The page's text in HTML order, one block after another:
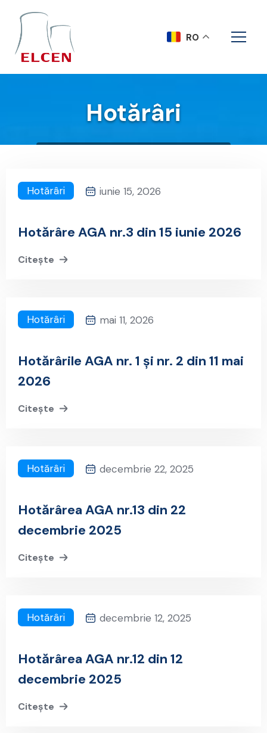
Hotărâri
Hotărâri iunie 15, 2026
Hotărâre AGA nr.3 din 15 iunie 2026
Citește
Hotărâri mai 11, 2026
Hotărârile AGA nr. 1 și nr. 2 din 11 mai
2026
Citește
Hotărâri decembrie 22, 2025
Hotărârea AGA nr.13 din 22
decembrie 2025
Citește
Hotărâri decembrie 12, 2025
Hotărârea AGA nr.12 din 12
decembrie 2025
Citește
RO